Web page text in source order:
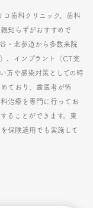
歯科クリニック。歯科
知らずがおすすめで
・北参道から多数来院
、インプラント（CT完
方や感染対策としての時
ており、歯医者が怖
治療を専門に行ってお
ることができます。東
保険適用でも実施して